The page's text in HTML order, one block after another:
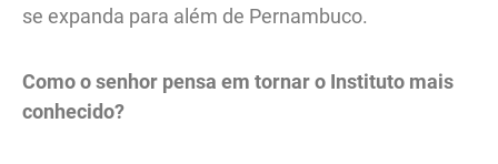
se expanda para além de Pernambuco.
Como o senhor pensa em tornar o Instituto mais
conhecido?